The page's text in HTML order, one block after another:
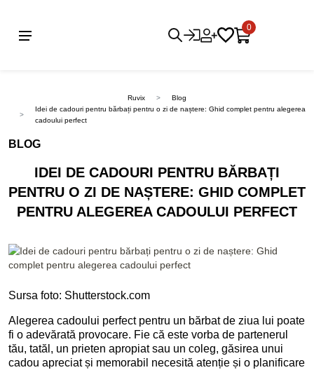
0
Ruvix
Blog
Idei de cadouri pentru bărbați pentru o zi de naștere: Ghid complet pentru alegerea
cadoului perfect
BLOG
IDEI DE CADOURI PENTRU BĂRBAȚI
PENTRU O ZI DE NAȘTERE: GHID COMPLET
PENTRU ALEGEREA CADOULUI PERFECT
Sursa foto: Shutterstock.com
Alegerea cadoului perfect pentru un bărbat de ziua lui poate
fi o adevărată provocare. Fie că este vorba de partenerul
tău, tatăl, un prieten apropiat sau un coleg, găsirea unui
cadou apreciat și memorabil necesită atenție și o planificare